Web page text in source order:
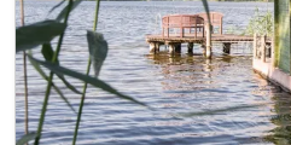
inkl. Nutzung W-Lan